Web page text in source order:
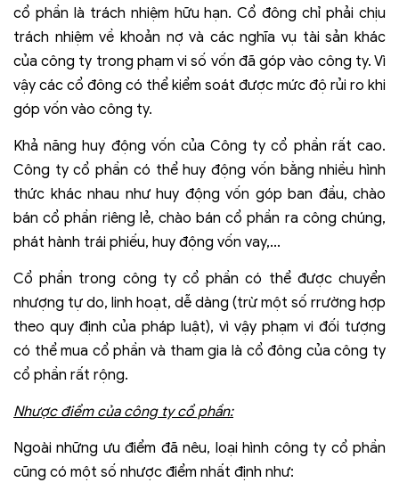
cổ phần là trách nhiệm hữu hạn. Cổ đông chỉ phải chịu
trách nhiệm về khoản nợ và các nghĩa vụ tài sản khác
của công ty trong phạm vi số vốn đã góp vào công ty. Vì
vậy các cổ đông có thể kiểm soát được mức độ rủi ro khi
góp vốn vào công ty.
Khả năng huy động vốn của Công ty cổ phần rất cao.
Công ty cổ phần có thể huy động vốn bằng nhiều hình
thức khác nhau như huy động vốn góp ban đầu, chào
bán cổ phần riêng lẻ, chào bán cổ phần ra công chúng,
phát hành trái phiếu, huy động vốn vay,...
Cổ phần trong công ty cổ phần có thể được chuyển
nhượng tự do, linh hoạt, dễ dàng (trừ một số rrường hợp
theo quy định của pháp luật), vì vậy phạm vi đối tượng
có thể mua cổ phần và tham gia là cổ đông của công ty
cổ phần rất rộng.
Nhược điểm của công ty cổ phần:
Ngoài những ưu điểm đã nêu, loại hình công ty cổ phần
cũng có một số nhược điểm nhất định như: